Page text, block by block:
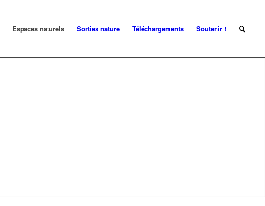
Espaces naturels Sorties nature Téléchargements Soutenir !